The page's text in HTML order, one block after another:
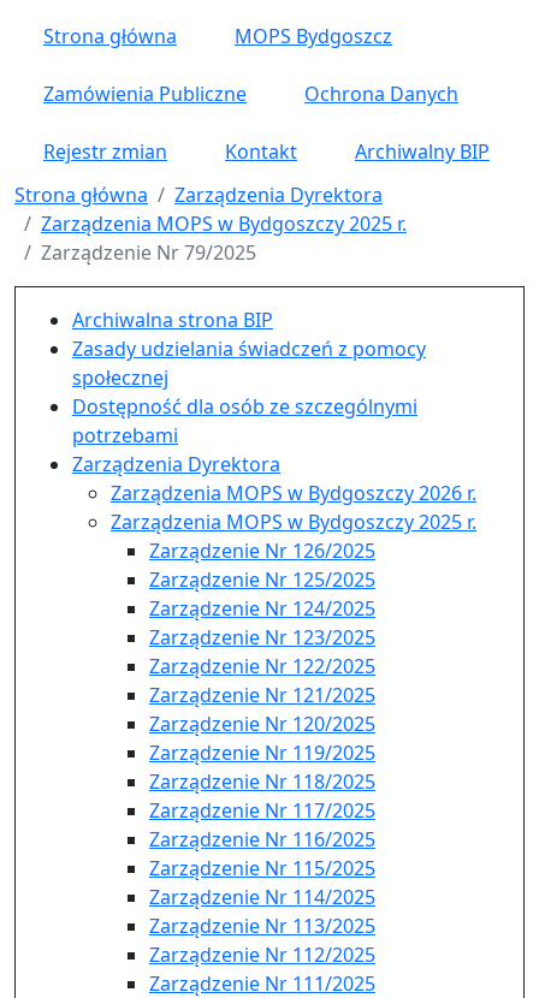
Strona główna MOPS Bydgoszcz
Zamówienia Publiczne Ochrona Danych
Rejestr zmian Kontakt
Archiwalny BIP
Strona główna
Zarządzenia Dyrektora
Zarządzenia MOPS w Bydgoszczy 2025 r.
Zarządzenie Nr 79/2025
Menu główne pionowe
Archiwalna strona BIP
Zasady udzielania świadczeń z pomocy
społecznej
Dostępność dla osób ze szczególnymi
potrzebami
Zarządzenia Dyrektora
Zarządzenia MOPS w Bydgoszczy 2026 r.
Zarządzenia MOPS w Bydgoszczy 2025 r.
Zarządzenie Nr 126/2025
Zarządzenie Nr 125/2025
Zarządzenie Nr 124/2025
Zarządzenie Nr 123/2025
Zarządzenie Nr 122/2025
Zarządzenie Nr 121/2025
Zarządzenie Nr 120/2025
Zarządzenie Nr 119/2025
Zarządzenie Nr 118/2025
Zarządzenie Nr 117/2025
Zarządzenie Nr 116/2025
Zarządzenie Nr 115/2025
Zarządzenie Nr 114/2025
Zarządzenie Nr 113/2025
Zarządzenie Nr 112/2025
Zarządzenie Nr 111/2025